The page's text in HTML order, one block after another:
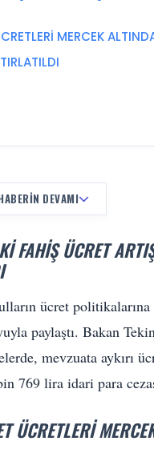
MERCEK
DEVAMI
FAHIŞ ÜCRET
ücret
paylaştı. Bakan
mevzuata aykırı
769 lira idari para
ÜCRETLERI